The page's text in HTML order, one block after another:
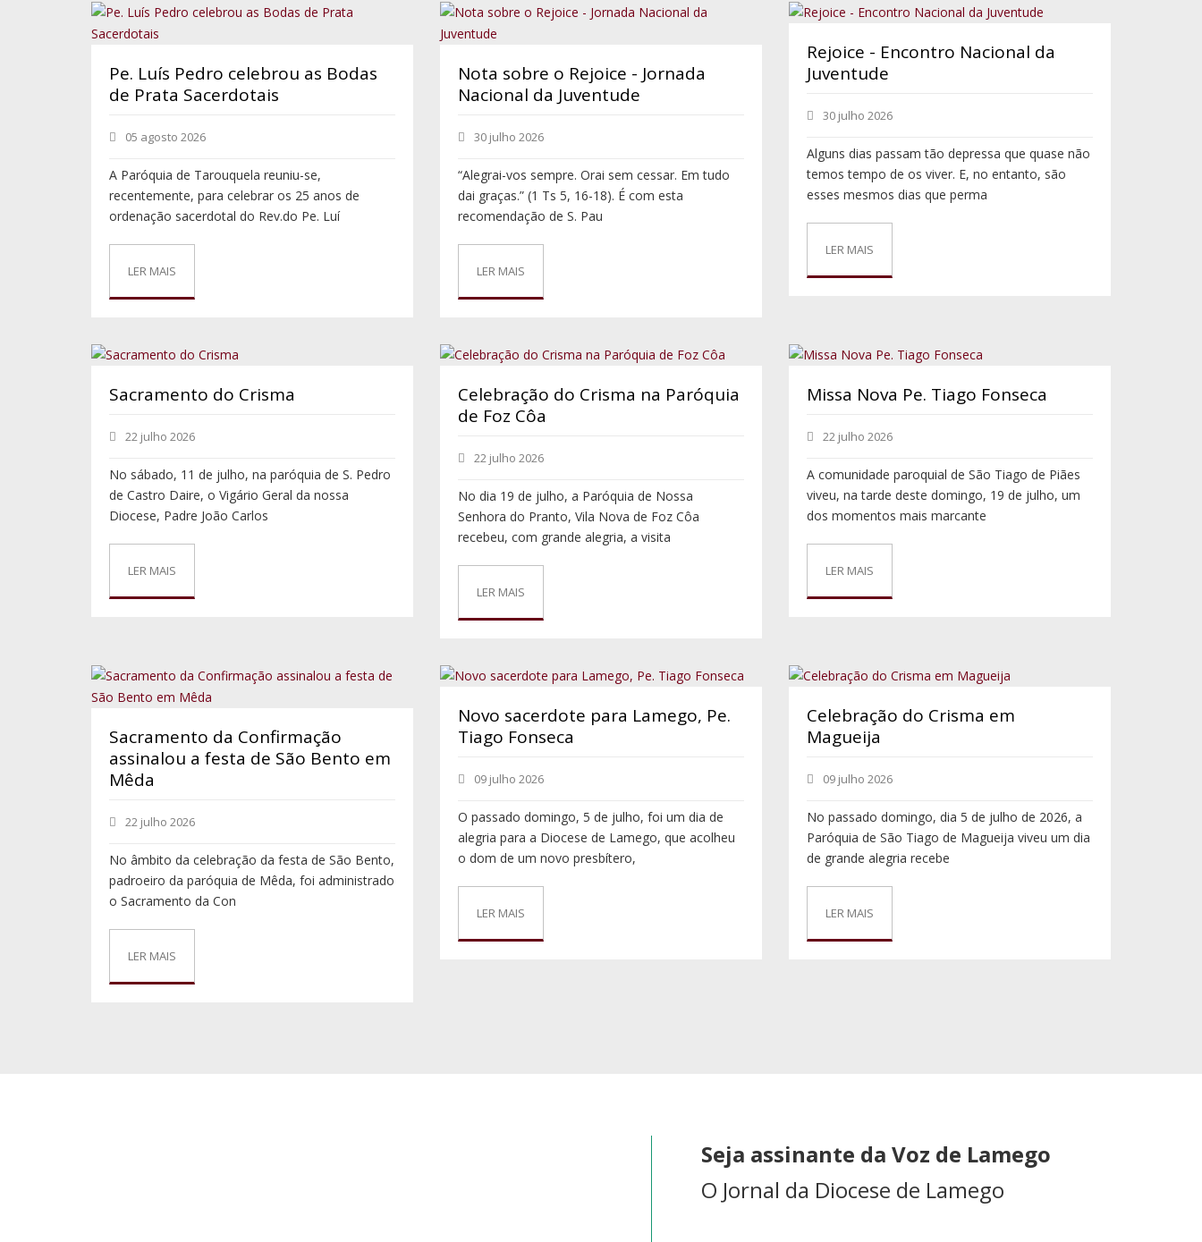
Pe. Luís Pedro celebrou as Bodas
de Prata Sacerdotais
05 agosto 2026
A Paróquia de Tarouquela reuniu-se,
recentemente, para celebrar os 25 anos de
ordenação sacerdotal do Rev.do Pe. Luí
LER MAIS
Nota sobre o Rejoice - Jornada
Nacional da Juventude
30 julho 2026
“Alegrai-vos sempre. Orai sem cessar. Em tudo
dai graças.” (1 Ts 5, 16-18). É com esta
recomendação de S. Pau
LER MAIS
Rejoice - Encontro Nacional da
Juventude
30 julho 2026
Alguns dias passam tão depressa que quase não
temos tempo de os viver. E, no entanto, são
esses mesmos dias que perma
LER MAIS
Sacramento do Crisma
22 julho 2026
No sábado, 11 de julho, na paróquia de S. Pedro
de Castro Daire, o Vigário Geral da nossa
Diocese, Padre João Carlos
LER MAIS
Celebração do Crisma na Paróquia
de Foz Côa
22 julho 2026
No dia 19 de julho, a Paróquia de Nossa
Senhora do Pranto, Vila Nova de Foz Côa
recebeu, com grande alegria, a visita
LER MAIS
Missa Nova Pe. Tiago Fonseca
22 julho 2026
A comunidade paroquial de São Tiago de Piães
viveu, na tarde deste domingo, 19 de julho, um
dos momentos mais marcante
LER MAIS
Sacramento da Confirmação
assinalou a festa de São Bento em
Mêda
22 julho 2026
No âmbito da celebração da festa de São Bento,
padroeiro da paróquia de Mêda, foi administrado
o Sacramento da Con
LER MAIS
Novo sacerdote para Lamego, Pe.
Tiago Fonseca
09 julho 2026
O passado domingo, 5 de julho, foi um dia de
alegria para a Diocese de Lamego, que acolheu
o dom de um novo presbítero,
LER MAIS
Celebração do Crisma em
Magueija
09 julho 2026
No passado domingo, dia 5 de julho de 2026, a
Paróquia de São Tiago de Magueija viveu um dia
de grande alegria recebe
LER MAIS
Seja assinante da Voz de Lamego
O Jornal da Diocese de Lamego